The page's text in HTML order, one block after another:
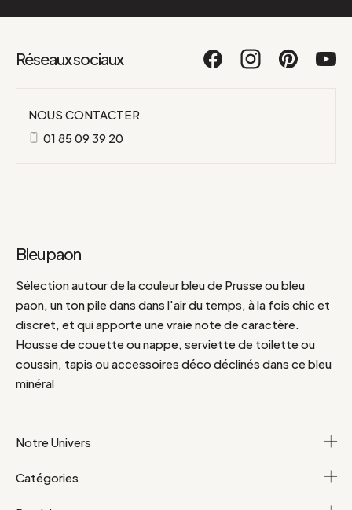
Réseaux sociaux
NOUS CONTACTER
01 85 09 39 20
Bleu paon
Sélection autour de la couleur bleu de Prusse ou bleu
paon, un ton pile dans dans l'air du temps, à la fois chic et
discret, et qui apporte une vraie note de caractère.
Housse de couette ou nappe, serviette de toilette ou
coussin, tapis ou accessoires déco déclinés dans ce bleu
minéral
Notre Univers
Catégories